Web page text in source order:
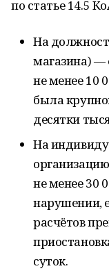
по статье 14.5
На
магазина) —
не менее 10
была
десятки
На
не менее 30
нарушении,
расчётов
суток.